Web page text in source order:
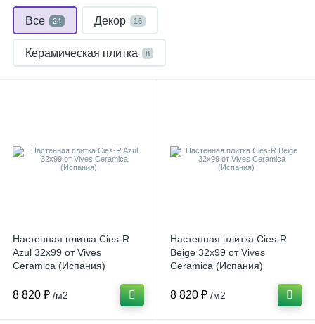
Все 24 Декор 16
Керамическая плитка 8
Настенная плитка Cies-R
Azul 32x99 от Vives
Ceramica (Испания)
8 820 ₽ /м2
Настенная плитка Cies-R
Beige 32x99 от Vives
Ceramica (Испания)
8 820 ₽ /м2